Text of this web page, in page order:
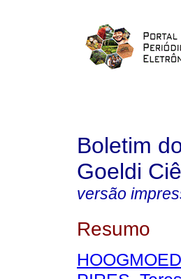
Boletim
Goeldi
versão
Resumo